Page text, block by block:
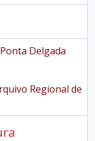
Delgada
Regional de